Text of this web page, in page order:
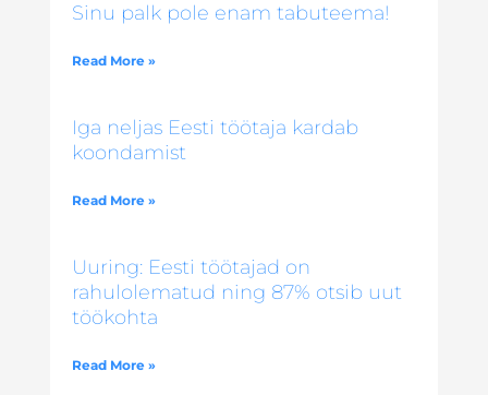
Sinu palk pole enam tabuteema!
Read More »
Iga neljas Eesti töötaja kardab
koondamist
Read More »
Uuring: Eesti töötajad on
rahulolematud ning 87% otsib uut
töökohta
Read More »